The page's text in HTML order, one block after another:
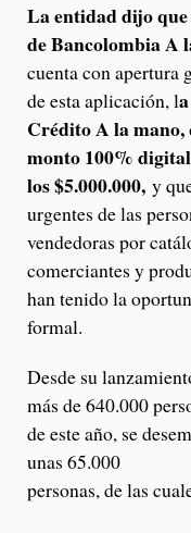
La entidad dijo que
de Bancolombia A
cuenta con
de esta aplicación, l
Crédito A la mano,
monto 100% digital
los $5.000.000, y
urgentes de las
vendedoras por
comerciantes y
han tenido la
formal.
Desde su
más de 640.000
de este año, se
unas 65.000
personas, de las